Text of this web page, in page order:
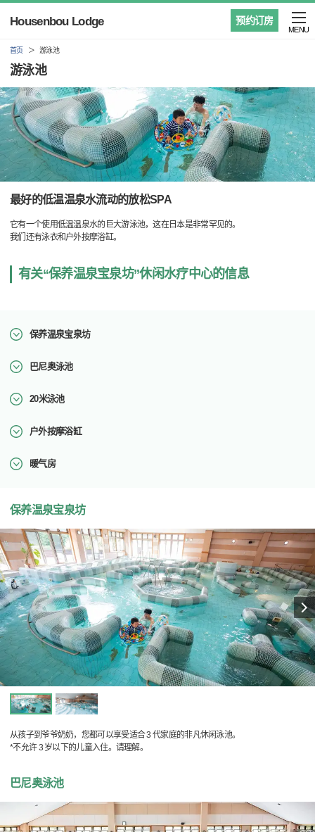
预约订房
Housenbou Lodge
MENU
首页 游泳池
游泳池
最好的低温温泉水流动的放松SPA
它有一个使用低温温泉水的巨大游泳池，这在日本是非常罕见的。
我们还有泳衣和户外按摩浴缸。
有关“保养温泉宝泉坊”休闲水疗中心的信息
保养温泉宝泉坊
巴尼奥泳池
20米泳池
户外按摩浴缸
暖气房
保养温泉宝泉坊
从孩子到爷爷奶奶，您都可以享受适合 3 代家庭的非凡休闲泳池。
*不允许 3 岁以下的儿童入住。请理解。
巴尼奥泳池